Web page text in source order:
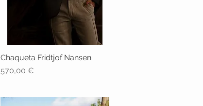
Vista rápida
Chaqueta Fridtjof Nansen
Precio
570,00 €